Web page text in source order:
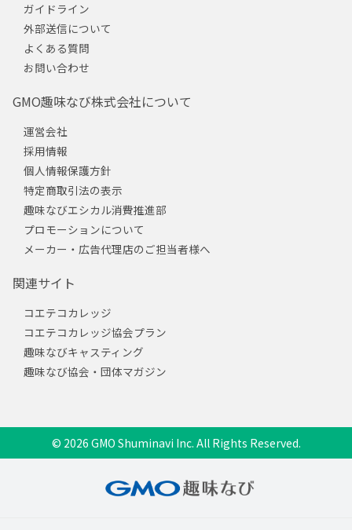
ガイドライン
外部送信について
よくある質問
お問い合わせ
GMO趣味なび株式会社について
運営会社
採用情報
個人情報保護方針
特定商取引法の表示
趣味なびエシカル消費推進部
プロモーションについて
メーカー・広告代理店のご担当者様へ
関連サイト
コエテコカレッジ
コエテコカレッジ協会プラン
趣味なびキャスティング
趣味なび協会・団体マガジン
© 2026 GMO Shuminavi Inc. All Rights Reserved.